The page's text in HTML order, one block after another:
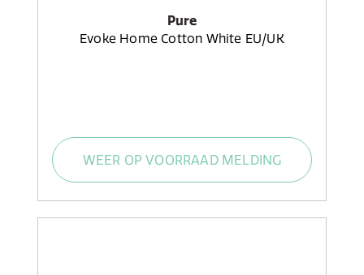
Pure
Evoke Home Cotton White EU/UK
WEER OP VOORRAAD MELDING